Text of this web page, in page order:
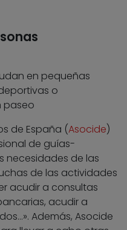
en pequeñas
o
paseo
de España (Asocide)
de guías-
necesidades de las
de las actividades
acudir a consultas
acudir a
Además, Asocide